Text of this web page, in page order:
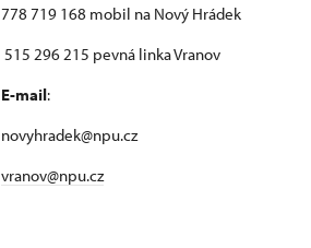
778 719 168 mobil na Nový Hrádek
515 296 215 pevná linka Vranov
E-mail:
novyhradek@npu.cz
vranov@npu.cz